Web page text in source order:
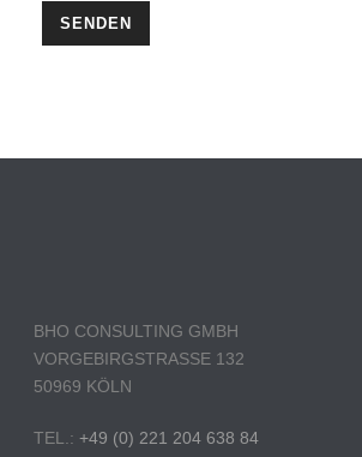
BHO CONSULTING GMBH
VORGEBIRGSTRASSE 132
50969 KÖLN
TEL.:+49 (0) 221 204 638 84